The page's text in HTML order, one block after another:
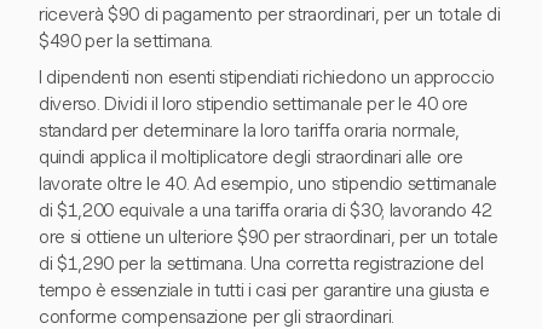
riceverà $90 di pagamento per straordinari, per un totale di
$490 per la settimana.
I dipendenti non esenti stipendiati richiedono un approccio
diverso. Dividi il loro stipendio settimanale per le 40 ore
standard per determinare la loro tariffa oraria normale,
quindi applica il moltiplicatore degli straordinari alle ore
lavorate oltre le 40. Ad esempio, uno stipendio settimanale
di $1,200 equivale a una tariffa oraria di $30; lavorando 42
ore si ottiene un ulteriore $90 per straordinari, per un totale
di $1,290 per la settimana. Una corretta registrazione del
tempo è essenziale in tutti i casi per garantire una giusta e
conforme compensazione per gli straordinari.